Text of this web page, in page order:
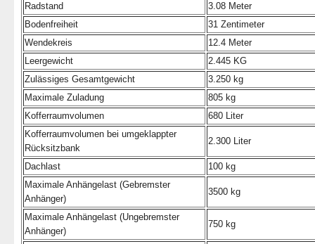
Radstand
3.08 Meter
Bodenfreiheit
31 Zentimeter
Wendekreis
12.4 Meter
Leergewicht
2.445 KG
Zulässiges Gesamtgewicht
3.250 kg
Maximale Zuladung
805 kg
Kofferraumvolumen
680 Liter
Kofferraumvolumen bei umgeklappter
Rücksitzbank
2.300 Liter
Dachlast
100 kg
Maximale Anhängelast (Gebremster
Anhänger)
3500 kg
Maximale Anhängelast (Ungebremster
Anhänger)
750 kg